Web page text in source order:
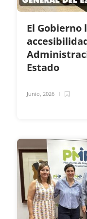
El Gobierno
Estado
Junio, 2026